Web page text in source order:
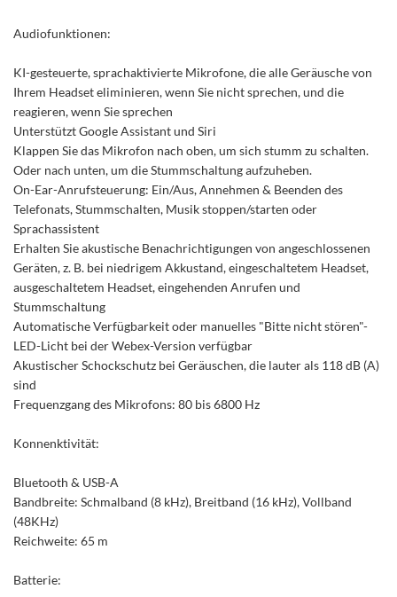
Audiofunktionen:
KI-gesteuerte, sprachaktivierte Mikrofone, die alle Geräusche von
Ihrem Headset eliminieren, wenn Sie nicht sprechen, und die
reagieren, wenn Sie sprechen
Unterstützt Google Assistant und Siri
Klappen Sie das Mikrofon nach oben, um sich stumm zu schalten.
Oder nach unten, um die Stummschaltung aufzuheben.
On-Ear-Anrufsteuerung: Ein/Aus, Annehmen & Beenden des
Telefonats, Stummschalten, Musik stoppen/starten oder
Sprachassistent
Erhalten Sie akustische Benachrichtigungen von angeschlossenen
Geräten, z. B. bei niedrigem Akkustand, eingeschaltetem Headset,
ausgeschaltetem Headset, eingehenden Anrufen und
Stummschaltung
Automatische Verfügbarkeit oder manuelles "Bitte nicht stören"-
LED-Licht bei der Webex-Version verfügbar
Akustischer Schockschutz bei Geräuschen, die lauter als 118 dB (A)
sind
Frequenzgang des Mikrofons: 80 bis 6800 Hz
Konnenktivität:
Bluetooth & USB-A
Bandbreite: Schmalband (8 kHz), Breitband (16 kHz), Vollband
(48KHz)
Reichweite: 65 m
Batterie: